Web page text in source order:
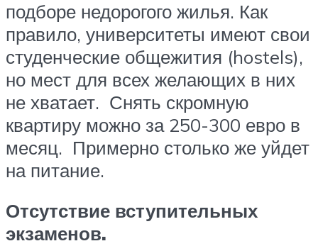
подборе недорогого жилья. Как
правило, университеты имеют свои
студенческие общежития (hostels),
но мест для всех желающих в них
не хватает. Снять скромную
квартиру можно за 250-300 евро в
месяц. Примерно столько же уйдет
на питание.
Отсутствие вступительных
экзаменов.